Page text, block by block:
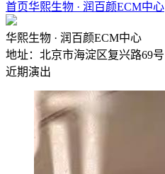
首页华熙生物 · 润百颜ECM中心
华熙生物 · 润百颜ECM中心
地址：北京市海淀区复兴路69号
近期演出